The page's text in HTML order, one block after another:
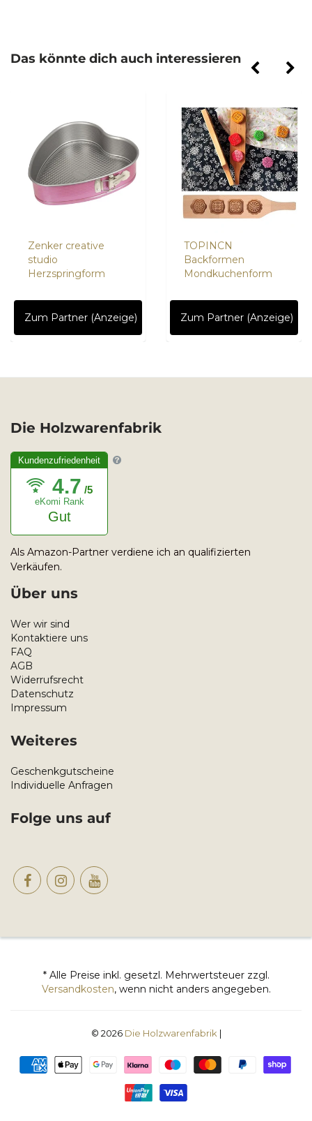
Das könnte dich auch interessieren
Zenker creative
studio
Herzspringform
Zum Partner (Anzeige)
TOPINCN
Backformen
Mondkuchenform
Zum Partner (Anzeige)
Die Holzwarenfabrik
Kundenzufriedenheit
4.7 /5
eKomi Rank
Gut
Als Amazon-Partner verdiene ich an qualifizierten
Verkäufen.
Über uns
Wer wir sind
Kontaktiere uns
FAQ
AGB
Widerrufsrecht
Datenschutz
Impressum
Weiteres
Geschenkgutscheine
Individuelle Anfragen
Folge uns auf
* Alle Preise inkl. gesetzl. Mehrwertsteuer zzgl.
Versandkosten, wenn nicht anders angegeben.
© 2026 Die Holzwarenfabrik |